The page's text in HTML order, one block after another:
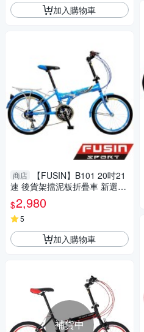
加入購物車
商店
【FUSIN】B101 20吋21
速 後貨架擋泥板折疊車 新選擇
(國民經典車款再升級)
$2,980
5
加入購物車
補貨中